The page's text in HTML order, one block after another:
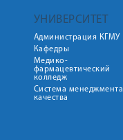
УНИВЕРСИТЕТ
Администрация КГМУ
Кафедры
Медико-
фармацевтический
колледж
Система менеджмента
качества